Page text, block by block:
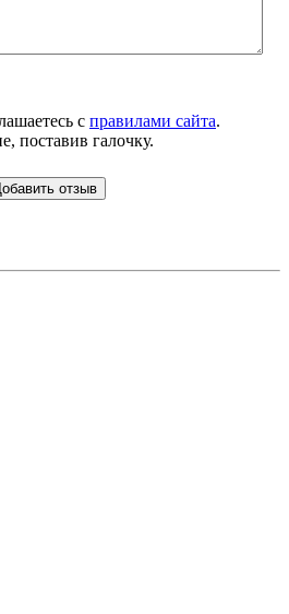
с правилами сайта.
поставив галочку.
отзыв